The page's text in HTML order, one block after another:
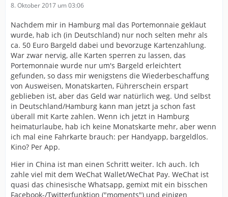
8. Oktober 2017 um 03:06
Nachdem mir in Hamburg mal das Portemonnaie geklaut
wurde, hab ich (in Deutschland) nur noch selten mehr als
ca. 50 Euro Bargeld dabei und bevorzuge Kartenzahlung.
War zwar nervig, alle Karten sperren zu lassen, das
Portemonnaie wurde nur um's Bargeld erleichtert
gefunden, so dass mir wenigstens die Wiederbeschaffung
von Ausweisen, Monatskarten, Führerschein erspart
geblieben ist, aber das Geld war natürlich weg. Und selbst
in Deutschland/Hamburg kann man jetzt ja schon fast
überall mit Karte zahlen. Wenn ich jetzt in Hamburg
heimaturlaube, hab ich keine Monatskarte mehr, aber wenn
ich mal eine Fahrkarte brauch: per Handyapp, bargeldlos.
Kino? Per App.
Hier in China ist man einen Schritt weiter. Ich auch. Ich
zahle viel mit dem WeChat Wallet/WeChat Pay. WeChat ist
quasi das chinesische Whatsapp, gemixt mit ein bisschen
Facebook-/Twitterfunktion ("moments") und einigen